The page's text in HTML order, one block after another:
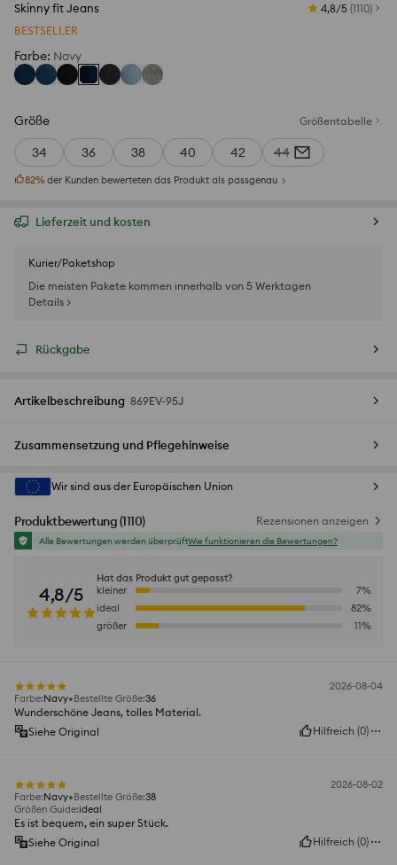
Skinny fit Jeans 4,8/5 (1110)
BESTSELLER
Farbe: Navy
Größe Größentabelle
34 36 38 40 42 44
82%der Kunden bewerteten das Produkt als passgenau
Lieferzeit und kosten
Kurier/Paketshop
Die meisten Pakete kommen innerhalb von 5 Werktagen
Details >
Rückgabe
Artikelbeschreibung 869EV-95J
Zusammensetzung und Pflegehinweise
Wir sind aus der Europäischen Union
Produktbewertung(1110) Rezensionen anzeigen
Alle Bewertungen werden überprüftWie funktionieren die Bewertungen?
4,8/5
Hat das Produkt gut gepasst?
kleiner
7%
ideal
82%
größer
11%
2026-08-04
Farbe:Navy Bestellte Größe:36
Wunderschöne Jeans, tolles Material.
Siehe Original
Hilfreich (0)
2026-08-02
Farbe:Navy Bestellte Größe:38
Größen Guide:ideal
Es ist bequem, ein super Stück.
Siehe Original
Hilfreich (0)